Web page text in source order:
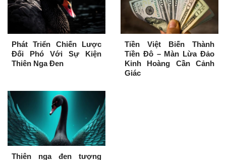
Phát Triển Chiến Lược
Đối Phó Với Sự Kiện
Thiên Nga Đen
Tiền Việt Biến Thành
Tiền Đô – Màn Lừa Đảo
Kinh Hoàng Cần Cảnh
Giác
Thiên nga đen tượng